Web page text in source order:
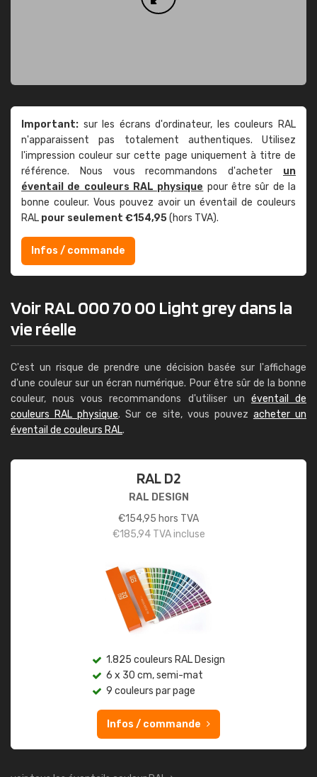
Important: sur les écrans d'ordinateur, les couleurs RAL
n'apparaissent pas totalement authentiques. Utilisez
l'impression couleur sur cette page uniquement à titre de
référence. Nous vous recommandons d'acheter un
éventail de couleurs RAL physique pour être sûr de la
bonne couleur. Vous pouvez avoir un éventail de couleurs
RAL pour seulement €154,95(hors TVA).
Infos / commande
Voir RAL 000 70 00 Light grey dans la
vie réelle
C'est un risque de prendre une décision basée sur l'affichage
d'une couleur sur un écran numérique. Pour être sûr de la bonne
couleur, nous vous recommandons d'utiliser un éventail de
couleurs RAL physique. Sur ce site, vous pouvez acheter un
éventail de couleurs RAL.
RAL D2
RAL DESIGN
€154,95 hors TVA
€185,94TVA incluse
1.825 couleurs RAL Design
6 x 30 cm, semi-mat
9 couleurs par page
Infos / commande